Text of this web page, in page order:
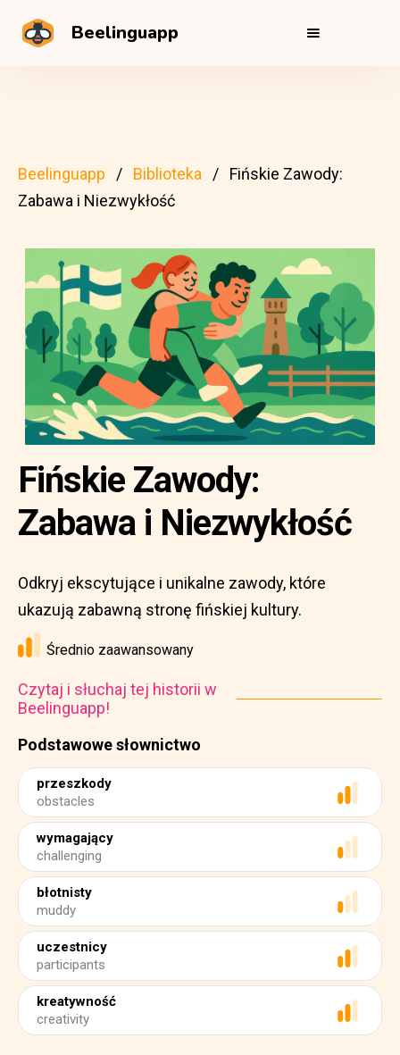
Beelinguapp
Beelinguapp Biblioteka
Fińskie Zawody:
Zabawa i Niezwykłość
Podstawowe słownictwo
przeszkody
obstacles
wymagający
challenging
błotnisty
muddy
uczestnicy
participants
kreatywność
creativity
Fińskie Zawody:
Zabawa i Niezwykłość
Odkryj ekscytujące i unikalne zawody, które
ukazują zabawną stronę fińskiej kultury.
Średnio zaawansowany
Czytaj i słuchaj tej historii w
Beelinguapp!